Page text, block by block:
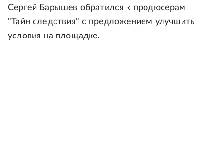
Сергей Барышев обратился к продюсерам
"Тайн следствия" с предложением улучшить
условия на площадке.